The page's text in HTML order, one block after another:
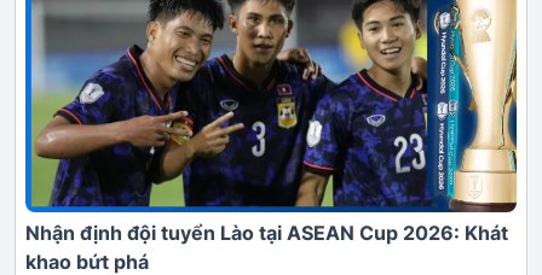
Nhận định đội tuyển Lào tại ASEAN Cup 2026: Khát
khao bứt phá